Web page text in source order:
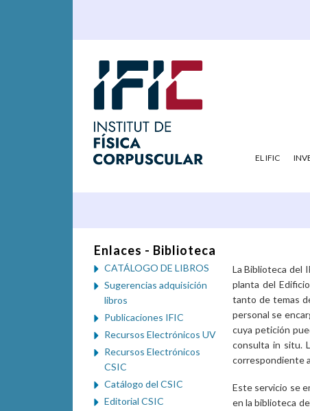
EL IFIC
La Biblioteca del
planta del
tanto de temas
personal se
cuya petición
consulta in situ.
correspondiente
Este servicio se
en la biblioteca
Enlaces - Biblioteca
CATÁLOGO DE LIBROS
Sugerencias adquisición
libros
Publicaciones IFIC
Recursos Electrónicos UV
Recursos Electrónicos
CSIC
Catálogo del CSIC
Editorial CSIC